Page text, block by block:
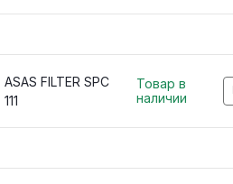
ASAS FILTER SPC
111
Товар в
наличии